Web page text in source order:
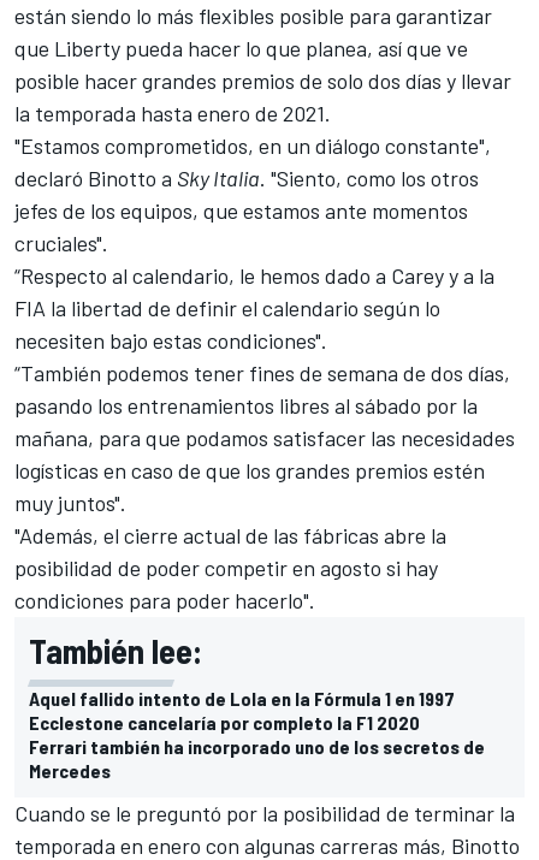
están siendo lo más flexibles posible para garantizar
que Liberty pueda hacer lo que planea, así que ve
posible hacer grandes premios de solo dos días y llevar
la temporada hasta enero de 2021.
"Estamos comprometidos, en un diálogo constante",
declaró Binotto a Sky Italia. "Siento, como los otros
jefes de los equipos, que estamos ante momentos
cruciales".
“Respecto al calendario, le hemos dado a Carey y a la
FIA la libertad de definir el calendario según lo
necesiten bajo estas condiciones".
“También podemos tener fines de semana de dos días,
pasando los entrenamientos libres al sábado por la
mañana, para que podamos satisfacer las necesidades
logísticas en caso de que los grandes premios estén
muy juntos".
"Además, el cierre actual de las fábricas abre la
posibilidad de poder competir en agosto si hay
condiciones para poder hacerlo".
También lee:
Aquel fallido intento de Lola en la Fórmula 1 en 1997
Ecclestone cancelaría por completo la F1 2020
Ferrari también ha incorporado uno de los secretos de
Mercedes
Cuando se le preguntó por la posibilidad de terminar la
temporada en enero con algunas carreras más, Binotto